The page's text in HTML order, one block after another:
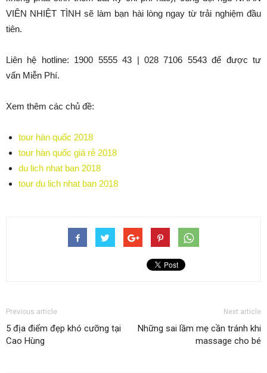
VIÊN NHIỆT TÌNH sẽ làm bạn hài lòng ngay từ trải nghiệm đầu
tiên.
Liên hệ hotline: 1900 5555 43 | 028 7106 5543 để được tư
vấn Miễn Phí.
Xem thêm các chủ đề:
tour hàn quốc 2018
tour hàn quốc giá rẻ 2018
du lich nhat ban 2018
tour du lich nhat ban 2018
Previous article
5 địa điểm đẹp khó cưỡng tại
Cao Hùng
Next article
Những sai lầm mẹ cần tránh khi
massage cho bé